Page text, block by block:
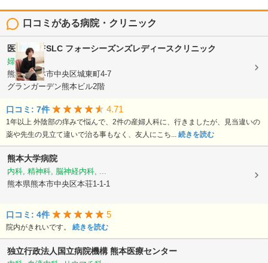
口コミがある病院・クリニック
医療法人FSLC フォーシーズンズレディースクリニック
婦人科
熊本県熊本市中央区城東町4-7
グランガーデン熊本ビル2階
口コミ: 7件 4.71
1年以上 外陰部の痒みで悩んで、2件の産婦人科に、行きましたが、見当違いの
薬や先生の見立て違いで治る事もなく、友人にこち... 続きを読む
熊本大学病院
内科, 精神科, 脳神経内科, ...
熊本県熊本市中央区本荘1-1-1
口コミ: 4件 5
院内がきれいです。 続きを読む
独立行政法人国立病院機構熊本医療センター